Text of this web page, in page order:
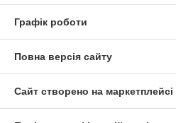
Графік роботи
Повна версія сайту
Сайт створено на маркетплейсі